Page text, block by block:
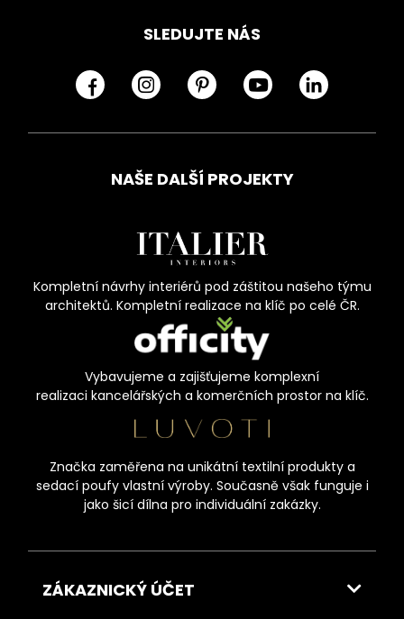
SLEDUJTE NÁS
NAŠE DALŠÍ PROJEKTY
Kompletní návrhy interiérů pod záštitou našeho týmu
architektů. Kompletní realizace na klíč po celé ČR.
Vybavujeme a zajišťujeme komplexní
realizaci kancelářských a komerčních prostor na klíč.
Značka zaměřena na unikátní textilní produkty a
sedací poufy vlastní výroby. Současně však funguje i
jako šicí dílna pro individuální zakázky.
ZÁKAZNICKÝ ÚČET